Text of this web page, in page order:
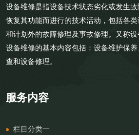
设备维修是指设备技术状态劣化或发生
恢复其功能而进行的技术活动，包括各
和计划外的故障修理及事故修理。又称设
设备维修的基本内容包括：设备维护保
查和设备修理。
服务内容
栏目分类一